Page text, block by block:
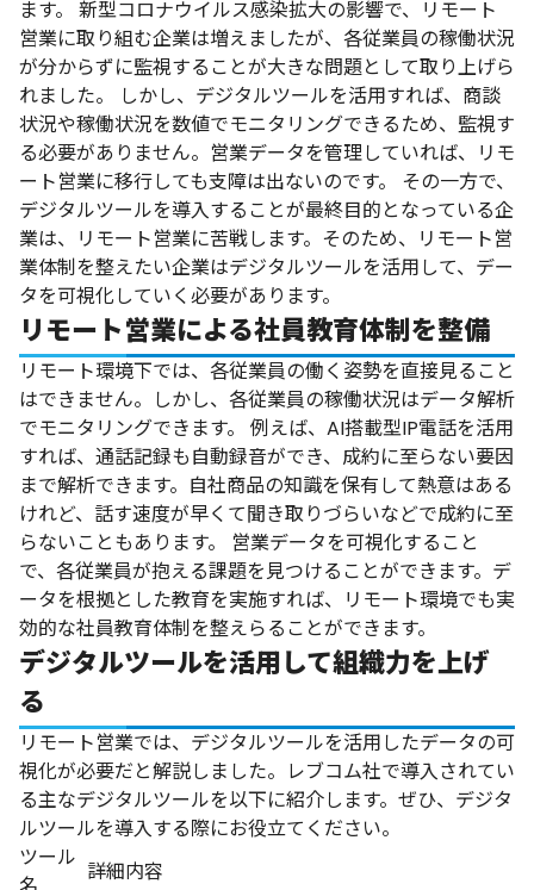
ます。
新型コロナウイルス感染拡大の影響で、リモート
営業に取り組む企業は増えましたが、各従業員の稼働状況
が分からずに監視することが大きな問題として取り上げら
れました。
しかし、デジタルツールを活用すれば、商談
状況や稼働状況を数値でモニタリングできるため、監視す
る必要がありません。営業データを管理していれば、リモ
ート営業に移行しても支障は出ないのです。
その一方で、
デジタルツールを導入することが最終目的となっている企
業は、リモート営業に苦戦します。そのため、リモート営
業体制を整えたい企業はデジタルツールを活用して、デー
タを可視化していく必要があります。
リモート営業による社員教育体制を整備
リモート環境下では、各従業員の働く姿勢を直接見ること
はできません。しかし、各従業員の稼働状況はデータ解析
でモニタリングできます。
例えば、AI搭載型IP電話を活用
すれば、通話記録も自動録音ができ、成約に至らない要因
まで解析できます。自社商品の知識を保有して熱意はある
けれど、話す速度が早くて聞き取りづらいなどで成約に至
らないこともあります。
営業データを可視化すること
で、各従業員が抱える課題を見つけることができます。デ
ータを根拠とした教育を実施すれば、リモート環境でも実
効的な社員教育体制を整えらることができます。
デジタルツールを活用して組織力を上げ
る
リモート営業では、デジタルツールを活用したデータの可
視化が必要だと解説しました。レブコム社で導入されてい
る主なデジタルツールを以下に紹介します。ぜひ、デジタ
ルツールを導入する際にお役立てください。
ツール
詳細内容